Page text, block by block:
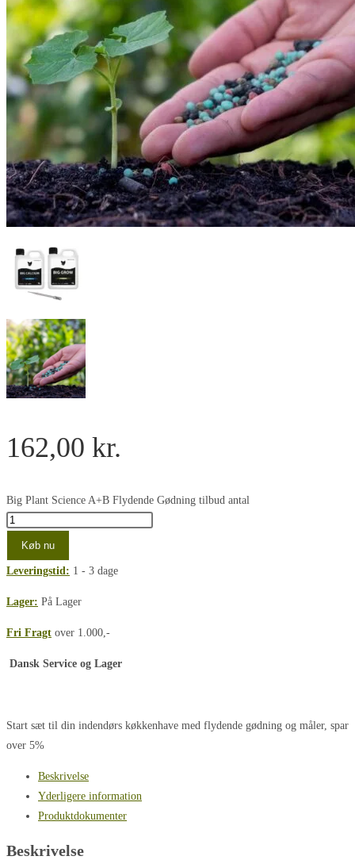
162,00 kr.
Big Plant Science A+B Flydende Gødning tilbud antal
Køb nu
Leveringstid: 1 - 3 dage
Lager: På Lager
Fri Fragt over 1.000,-
Dansk Service og Lager
Start sæt til din indendørs køkkenhave med flydende gødning og måler, spar
over 5%
Beskrivelse
Yderligere information
Produktdokumenter
Beskrivelse